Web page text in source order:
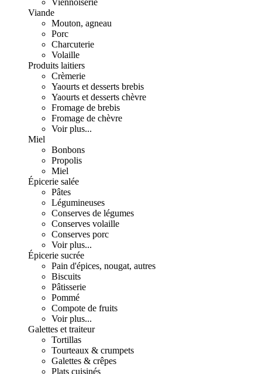
Viennoiserie
Viande
Mouton, agneau
Porc
Charcuterie
Volaille
Produits laitiers
Crèmerie
Yaourts et desserts brebis
Yaourts et desserts chèvre
Fromage de brebis
Fromage de chèvre
Voir plus...
Miel
Bonbons
Propolis
Miel
Épicerie salée
Pâtes
Légumineuses
Conserves de légumes
Conserves volaille
Conserves porc
Voir plus...
Épicerie sucrée
Pain d'épices, nougat, autres
Biscuits
Pâtisserie
Pommé
Compote de fruits
Voir plus...
Galettes et traiteur
Tortillas
Tourteaux & crumpets
Galettes & crêpes
Plats cuisinés